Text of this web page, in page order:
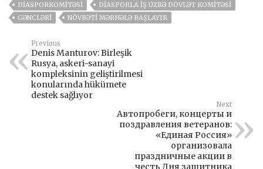
DIASPORKOMITƏSI
DIASPORLA İŞ ÜZRƏ DÖVLƏT KOMITƏSI
GƏNCLƏRI
NÖVBƏTI MƏRHƏLƏ BAŞLAYIR
Previous
Denis Manturov: Birleşik
Rusya, askeri-sanayi
kompleksinin geliştirilmesi
konularında hükümete
destek sağlıyor
Next
Автопробеги, концерты и
поздравления ветеранов:
«Единая Россия»
организовала
праздничные акции в
честь Дня защитника